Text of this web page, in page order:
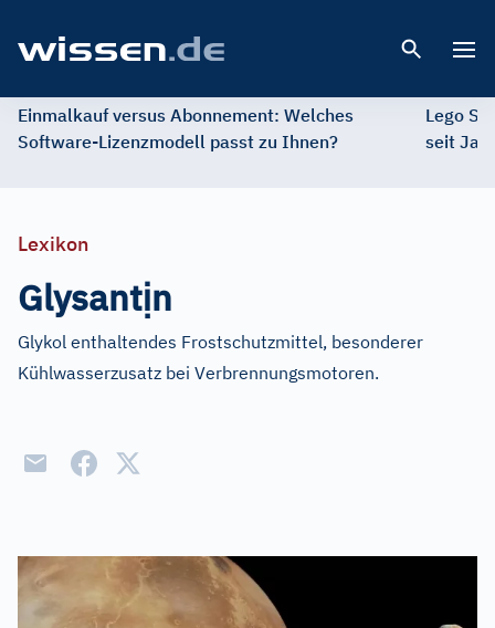
Einmalkauf versus Abonnement: Welches
Software-Lizenzmodell passt zu Ihnen?
Lego
seit
Lexikon
Glysantịn
Glykol enthaltendes Frostschutzmittel, besonderer
Kühlwasserzusatz bei Verbrennungsmotoren.